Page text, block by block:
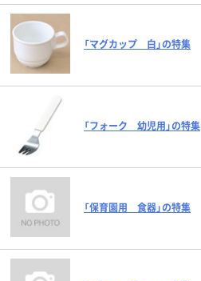
「マグカップ 白」の特集
「フォーク 幼児用」の特集
「保育園用 食器」の特集